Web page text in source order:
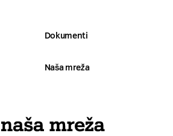
Dokumenti
Naša mreža